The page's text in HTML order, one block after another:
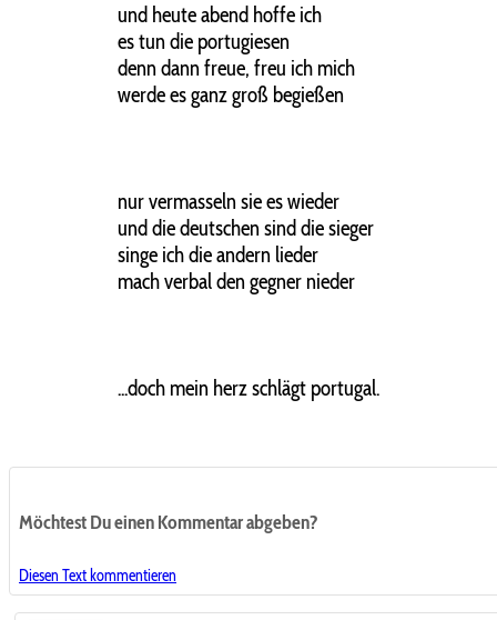
und heute abend hoffe ich
es tun die portugiesen
denn dann freue, freu ich mich
werde es ganz groß begießen
nur vermasseln sie es wieder
und die deutschen sind die sieger
singe ich die andern lieder
mach verbal den gegner nieder
...doch mein herz schlägt portugal.
Möchtest Du einen Kommentar abgeben?
Diesen Text kommentieren